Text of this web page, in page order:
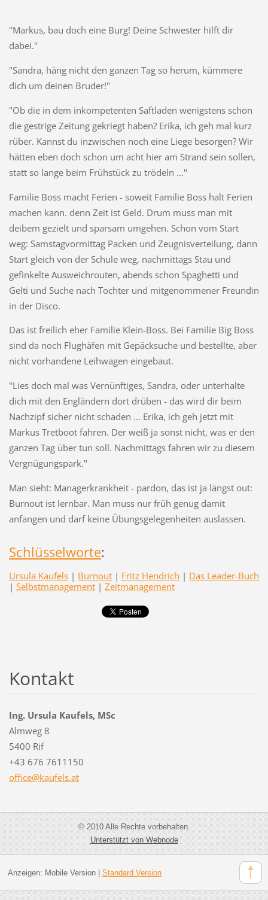
"Markus, bau doch eine Burg! Deine Schwester hilft dir
dabei."
"Sandra, häng nicht den ganzen Tag so herum, kümmere
dich um deinen Bruder!"
"Ob die in dem inkompetenten Saftladen wenigstens schon
die gestrige Zeitung gekriegt haben? Erika, ich geh mal kurz
rüber. Kannst du inzwischen noch eine Liege besorgen? Wir
hätten eben doch schon um acht hier am Strand sein sollen,
statt so lange beim Frühstück zu trödeln ..."
Familie Boss macht Ferien - soweit Familie Boss halt Ferien
machen kann. denn Zeit ist Geld. Drum muss man mit
deibem gezielt und sparsam umgehen. Schon vom Start
weg: Samstagvormittag Packen und Zeugnisverteilung, dann
Start gleich von der Schule weg, nachmittags Stau und
gefinkelte Ausweichrouten, abends schon Spaghetti und
Gelti und Suche nach Tochter und mitgenommener Freundin
in der Disco.
Das ist freilich eher Familie Klein-Boss. Bei Familie Big Boss
sind da noch Flughäfen mit Gepäcksuche und bestellte, aber
nicht vorhandene Leihwagen eingebaut.
"Lies doch mal was Vernünftiges, Sandra, oder unterhalte
dich mit den Engländern dort drüben - das wird dir beim
Nachzipf sicher nicht schaden ... Erika, ich geh jetzt mit
Markus Tretboot fahren. Der weiß ja sonst nicht, was er den
ganzen Tag über tun soll. Nachmittags fahren wir zu diesem
Vergnügungspark."
Man sieht: Managerkrankheit - pardon, das ist ja längst out:
Burnout ist lernbar. Man muss nur früh genug damit
anfangen und darf keine Übungsgelegenheiten auslassen.
Schlüsselworte:
Ursula Kaufels | Burnout | Fritz Hendrich | Das Leader-Buch
| Selbstmanagement | Zeitmanagement
Kontakt
Ing. Ursula Kaufels, MSc
Almweg 8
5400 Rif
+43 676 7611150
office@kaufels.at
© 2010 Alle Rechte vorbehalten.
Unterstützt von Webnode
Anzeigen: Mobile Version| Standard Version